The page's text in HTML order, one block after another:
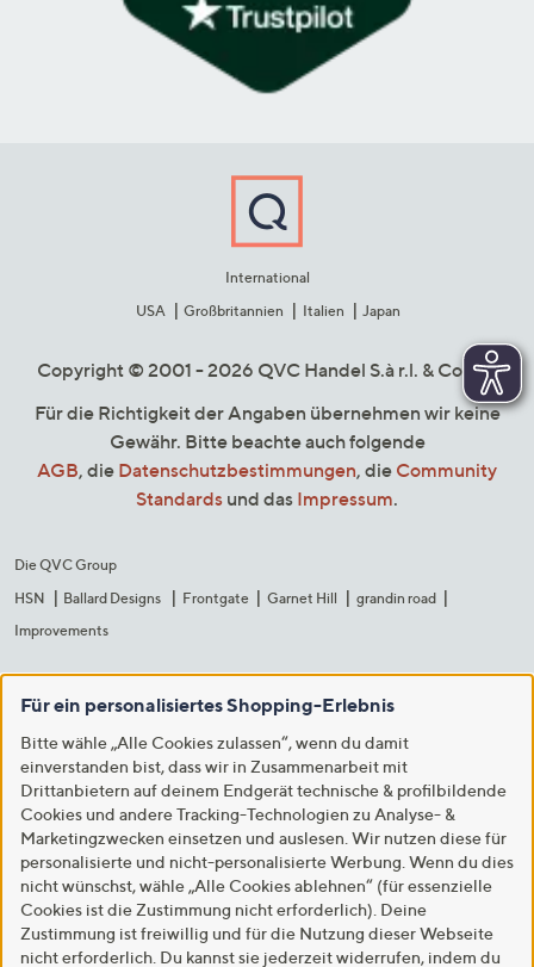
International
USA
Großbritannien Italien Japan
Copyright © 2001 - 2026 QVC Handel S.à r.l. & Co. KG
Für die Richtigkeit der Angaben übernehmen wir keine
Gewähr. Bitte beachte auch folgende
AGB, die Datenschutzbestimmungen, die Community
Standards und das Impressum.
Die QVC Group
HSN
Ballard Designs Frontgate Garnet Hill
grandin road
Improvements
Für ein personalisiertes Shopping-Erlebnis
Bitte wähle „Alle Cookies zulassen“, wenn du damit
einverstanden bist, dass wir in Zusammenarbeit mit
Drittanbietern auf deinem Endgerät technische & profilbildende
Cookies und andere Tracking-Technologien zu Analyse- &
Marketingzwecken einsetzen und auslesen. Wir nutzen diese für
personalisierte und nicht-personalisierte Werbung. Wenn du dies
nicht wünschst, wähle „Alle Cookies ablehnen“ (für essenzielle
Cookies ist die Zustimmung nicht erforderlich). Deine
Zustimmung ist freiwillig und für die Nutzung dieser Webseite
nicht erforderlich. Du kannst sie jederzeit widerrufen, indem du